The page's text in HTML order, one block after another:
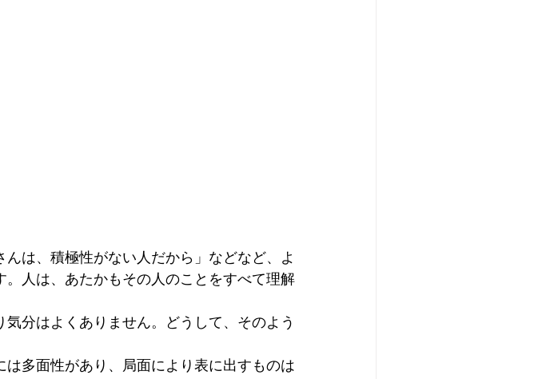
は、積極性がない人だから」などなど、よ
人は、あたかもその人のことをすべて理解
分はよくありません。どうして、そのよう
多面性があり、局面により表に出すものは